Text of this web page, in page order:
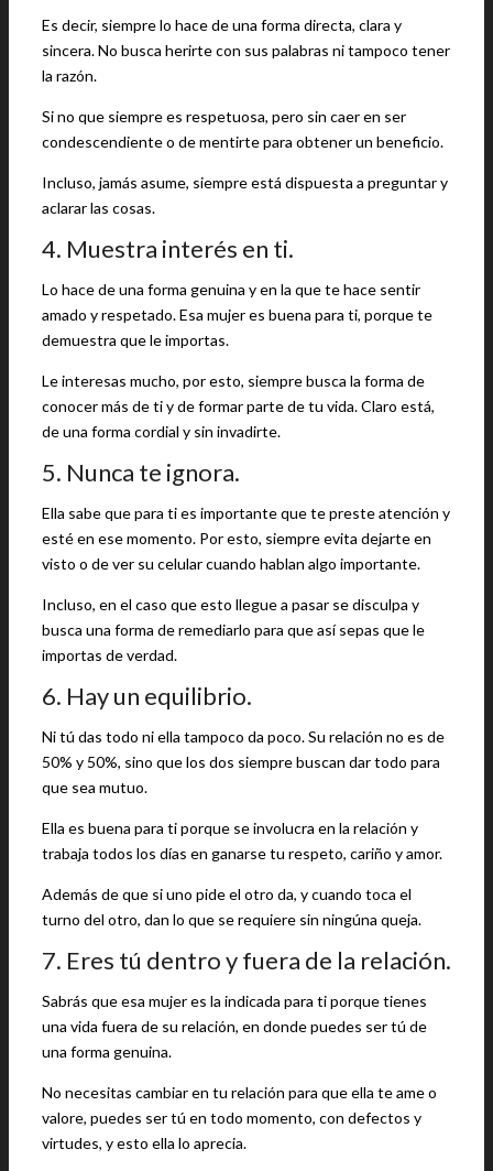
Es decir, siempre lo hace de una forma directa, clara y
sincera. No busca herirte con sus palabras ni tampoco tener
la razón.
Si no que siempre es respetuosa, pero sin caer en ser
condescendiente o de mentirte para obtener un beneficio.
Incluso, jamás asume, siempre está dispuesta a preguntar y
aclarar las cosas.
4. Muestra interés en ti.
Lo hace de una forma genuina y en la que te hace sentir
amado y respetado. Esa mujer es buena para ti, porque te
demuestra que le importas.
Le interesas mucho, por esto, siempre busca la forma de
conocer más de ti y de formar parte de tu vida. Claro está,
de una forma cordial y sin invadirte.
5. Nunca te ignora.
Ella sabe que para ti es importante que te preste atención y
esté en ese momento. Por esto, siempre evita dejarte en
visto o de ver su celular cuando hablan algo importante.
Incluso, en el caso que esto llegue a pasar se disculpa y
busca una forma de remediarlo para que así sepas que le
importas de verdad.
6. Hay un equilibrio.
Ni tú das todo ni ella tampoco da poco. Su relación no es de
50% y 50%, sino que los dos siempre buscan dar todo para
que sea mutuo.
Ella es buena para ti porque se involucra en la relación y
trabaja todos los días en ganarse tu respeto, cariño y amor.
Además de que si uno pide el otro da, y cuando toca el
turno del otro, dan lo que se requiere sin ningúna queja.
7. Eres tú dentro y fuera de la relación.
Sabrás que esa mujer es la indicada para ti porque tienes
una vida fuera de su relación, en donde puedes ser tú de
una forma genuina.
No necesitas cambiar en tu relación para que ella te ame o
valore, puedes ser tú en todo momento, con defectos y
virtudes, y esto ella lo aprecia.